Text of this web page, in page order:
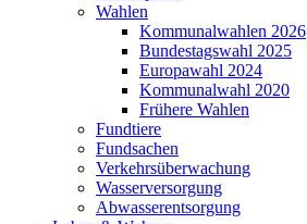
Wahlen
Kommunalwahlen 2026
Bundestagswahl 2025
Europawahl 2024
Kommunalwahl 2020
Frühere Wahlen
Fundtiere
Fundsachen
Verkehrsüberwachung
Wasserversorgung
Abwasserentsorgung